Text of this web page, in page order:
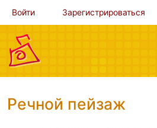
Войти Зарегистрироваться
Речной пейзаж